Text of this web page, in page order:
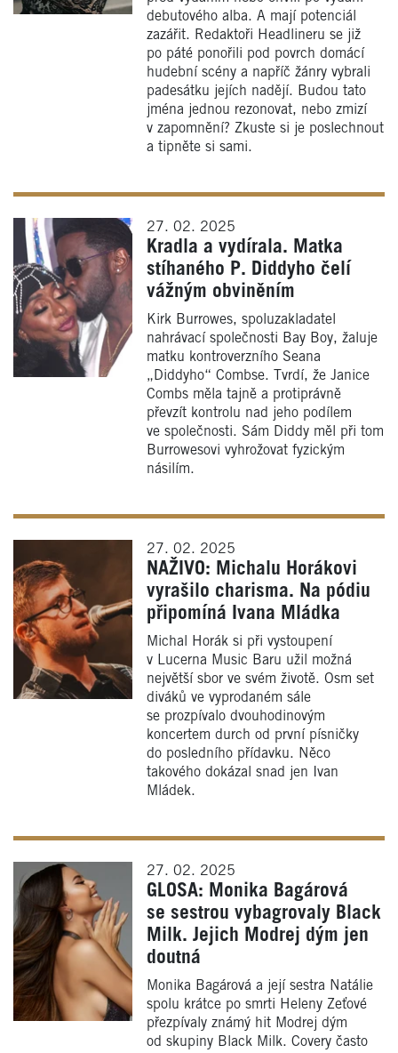
debutového alba. A mají potenciál
zazářit. Redaktoři Headlineru se již
po páté ponořili pod povrch domácí
hudební scény a napříč žánry vybrali
padesátku jejích nadějí. Budou tato
jména jednou rezonovat, nebo zmizí
v zapomnění? Zkuste si je poslechnout
a tipněte si sami.
27. 02. 2025
Kradla a vydírala. Matka
stíhaného P. Diddyho čelí
vážným obviněním
Kirk Burrowes, spoluzakladatel
nahrávací společnosti Bay Boy, žaluje
matku kontroverzního Seana
„Diddyho“ Combse. Tvrdí, že Janice
Combs měla tajně a protiprávně
převzít kontrolu nad jeho podílem
ve společnosti. Sám Diddy měl při tom
Burrowesovi vyhrožovat fyzickým
násilím.
27. 02. 2025
NAŽIVO: Michalu Horákovi
vyrašilo charisma. Na pódiu
připomíná Ivana Mládka
Michal Horák si při vystoupení
v Lucerna Music Baru užil možná
největší sbor ve svém životě. Osm set
diváků ve vyprodaném sále
se prozpívalo dvouhodinovým
koncertem durch od první písničky
do posledního přídavku. Něco
takového dokázal snad jen Ivan
Mládek.
27. 02. 2025
GLOSA: Monika Bagárová
se sestrou vybagrovaly Black
Milk. Jejich Modrej dým jen
doutná
Monika Bagárová a její sestra Natálie
spolu krátce po smrti Heleny Zeťové
přezpívaly známý hit Modrej dým
od skupiny Black Milk. Covery často